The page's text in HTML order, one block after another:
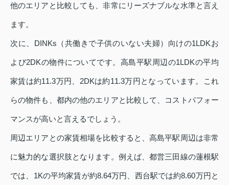
他のエリアと比較しても、非常にリーズナブルな水準と言え
ます。
次に、DINKs（共働きで子供のいない夫婦）向けの1LDKお
よび2DKの物件についてです。高島平駅周辺の1LDKの平均
家賃は約11.3万円、2DKは約11.3万円となっています。これ
らの物件も、都内の他のエリアと比較して、コストパフォー
マンスが高いと言えるでしょう。
周辺エリアとの家賃相場を比較すると、高島平駅周辺は非常
に魅力的な選択肢となります。例えば、都営三田線の蓮根駅
では、1Kの平均家賃が約8.64万円、西台駅では約8.60万円と